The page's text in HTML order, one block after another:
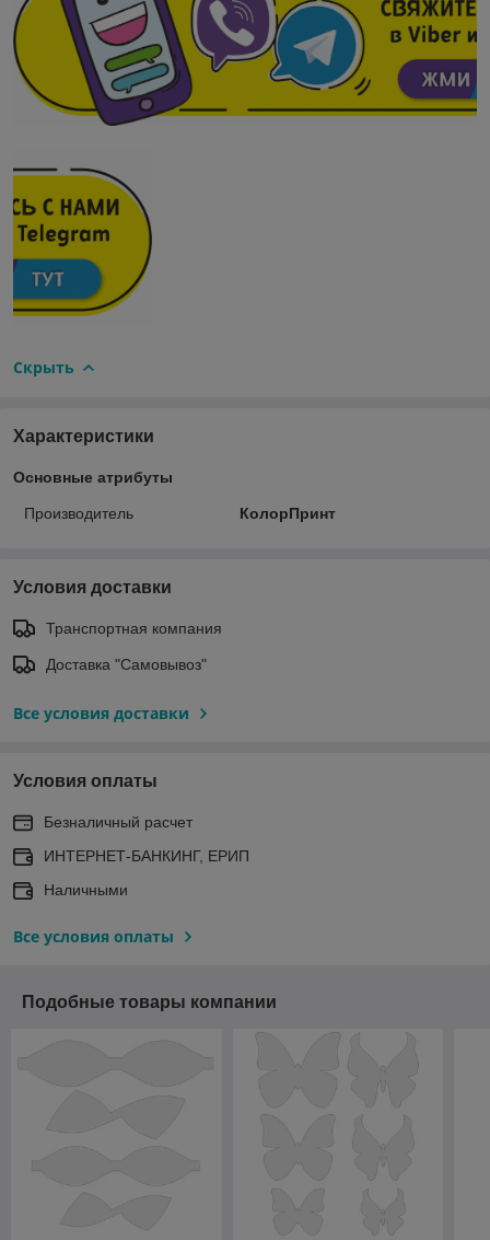
Скрыть
Характеристики
Основные атрибуты
Производитель КолорПринт
Условия доставки
Транспортная компания
Доставка "Самовывоз"
Все условия доставки
Условия оплаты
Безналичный расчет
ИНТЕРНЕТ-БАНКИНГ, ЕРИП
Наличными
Все условия оплаты
Подобные товары компании